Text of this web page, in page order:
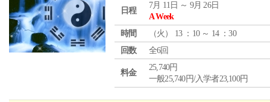
日程
7月 11日 ～ 9月 26日
A Week
時間
（火 ） 13 ：10 ～ 14 ：30
回数
全6回
料金
25,740円
一般25,740円/入学者23,100円